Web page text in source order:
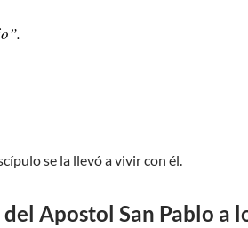
se la llevó a vivir con él.
Apostol San Pablo a